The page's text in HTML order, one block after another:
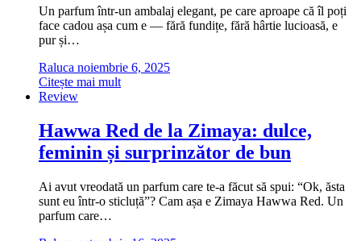
Un parfum într-un ambalaj elegant, pe care aproape că îl poți
face cadou așa cum e — fără fundițe, fără hârtie lucioasă, e
pur și…
Raluca noiembrie 6, 2025
Citește mai mult
Review
Hawwa Red de la Zimaya: dulce,
feminin și surprinzător de bun
Ai avut vreodată un parfum care te-a făcut să spui: “Ok, ăsta
sunt eu într-o sticluță”? Cam așa e Zimaya Hawwa Red. Un
parfum care…